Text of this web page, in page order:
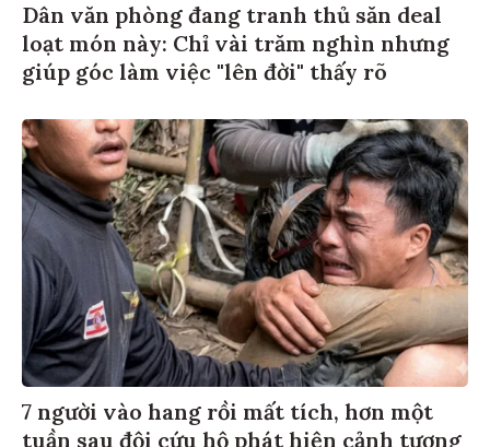
Dân văn phòng đang tranh thủ săn deal
loạt món này: Chỉ vài trăm nghìn nhưng
giúp góc làm việc "lên đời" thấy rõ
7 người vào hang rồi mất tích, hơn một
tuần sau đội cứu hộ phát hiện cảnh tượng